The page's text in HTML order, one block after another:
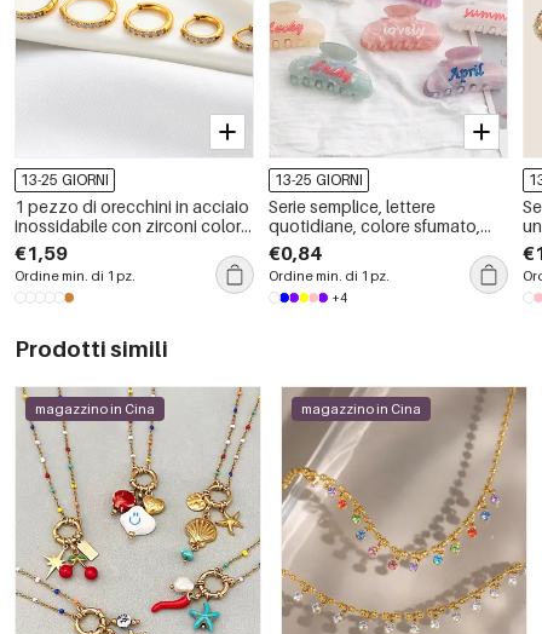
13-25 GIORNI
1 pezzo di orecchini in acciaio
inossidabile con zirconi color
oro impermeabili
€1,59
Ordine min. di 1 pz.
13-25 GIORNI
Serie semplice, lettere
quotidiane, colore sfumato,
unghie finte in PVC
€0,84
Ordine min. di 1 pz.
+4
Prodotti simili
magazzino in Cina magazzino in Cina